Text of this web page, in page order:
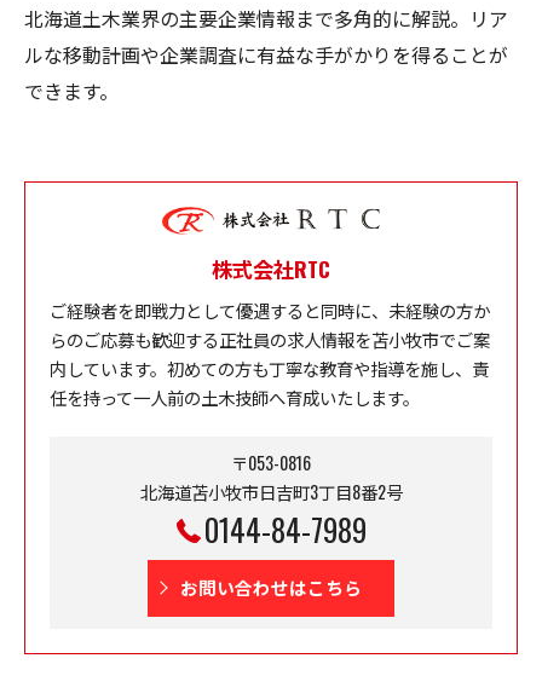
北海道土木業界の主要企業情報まで多角的に解説。リア
ルな移動計画や企業調査に有益な手がかりを得ることが
できます。
株式会社RTC
ご経験者を即戦力として優遇すると同時に、未経験の方か
らのご応募も歓迎する正社員の求人情報を苫小牧市でご案
内しています。初めての方も丁寧な教育や指導を施し、責
任を持って一人前の土木技師へ育成いたします。
〒053-0816
北海道苫小牧市日吉町3丁目8番2号
0144-84-7989
お問い合わせはこちら